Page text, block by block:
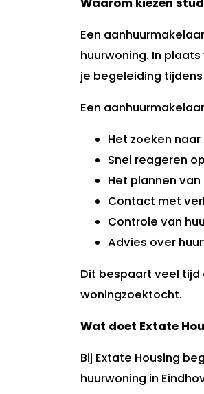
Een
huurwoning. In
je begeleiding
Een
Het zoeken
Snel reageren
Het plannen
Contact met
Controle van
Advies over
Dit bespaart veel tijd
woningzoektocht.
Wat doet Extate
Bij Extate Housing
huurwoning in